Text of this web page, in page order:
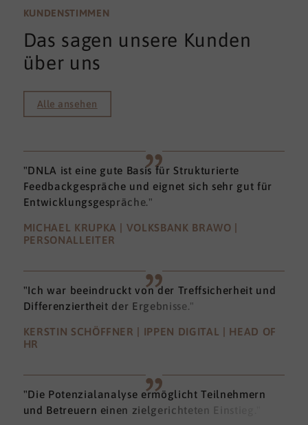
KUNDENSTIMMEN
Das sagen unsere Kunden
über uns
Alle ansehen
"DNLA ist eine gute Basis für Strukturierte
Feedbackgespräche und eignet sich sehr gut für
Entwicklungsgespräche."
MICHAEL KRUPKA | VOLKSBANK BRAWO |
PERSONALLEITER
"Ich war beeindruckt von der Treffsicherheit und
Differenziertheit der Ergebnisse."
KERSTIN SCHÖFFNER | IPPEN DIGITAL | HEAD OF
HR
"Die Potenzialanalyse ermöglicht Teilnehmern
und Betreuern einen zielgerichteten Einstieg."